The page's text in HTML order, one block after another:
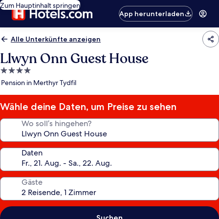
Zum Hauptinhalt springen
App herunterladen
Alle Unterkünfte anzeigen
Llwyn Onn Guest House
4.0-
Sterne-
Pension in Merthyr Tydfil
Wähle deine Daten, um Preise zu sehen
Wo soll’s hingehen?
Daten
Gäste